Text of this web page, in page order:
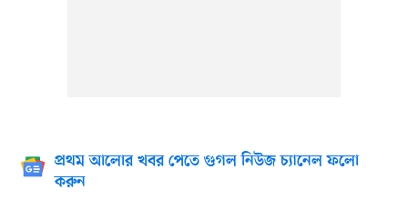
প্রথম আলোর খবর পেতে গুগল নিউজ চ্যানেল ফলো
করুন